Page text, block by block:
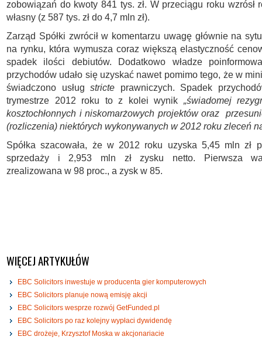
zobowiązań do kwoty 841 tys. zł. W przeciągu roku wzrósł
własny (z 587 tys. zł do 4,7 mln zł).
Zarząd Spółki zwrócił w komentarzu uwagę głównie na
na rynku, która wymusza coraz większą elastyczność
spadek ilości debiutów. Dodatkowo władze
przychodów udało się uzyskać nawet pomimo tego, że w
świadczono usługstricte prawniczych. Spadek
trymestrze 2012 roku to z kolei wynik „świadomej
kosztochłonnych i niskomarżowych projektów oraz
(rozliczenia) niektórych wykonywanych w 2012 roku zleceń
Spółka szacowała, że w 2012 roku uzyska 5,45 mln zł
sprzedaży i 2,953 mln zł zysku netto. Pierwsza
zrealizowana w 98 proc., a zysk w 85.
WIĘCEJ ARTYKUŁÓW
EBC Solicitors inwestuje w producenta gier komputerowych
EBC Solicitors planuje nową emisję akcji
EBC Solicitors wesprze rozwój GetFunded.pl
EBC Solicitors po raz kolejny wypłaci dywidendę
EBC drożeje, Krzysztof Moska w akcjonariacie